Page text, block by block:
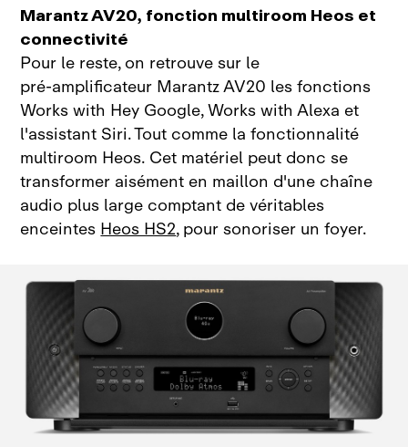
Marantz AV20, fonction multiroom Heos et
connectivité
Pour le reste, on retrouve sur le
pré‑amplificateur Marantz AV20 les fonctions
Works with Hey Google, Works with Alexa et
l'assistant Siri. Tout comme la fonctionnalité
multiroom Heos. Cet matériel peut donc se
transformer aisément en maillon d'une chaîne
audio plus large comptant de véritables
enceintesHeos HS2, pour sonoriser un foyer.